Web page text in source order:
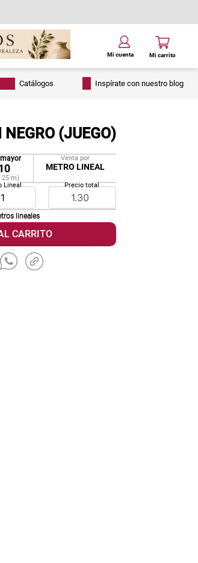
Catálogos Inspírate con nuestro blog
(JUEGO)
25 m)
Venta por
METRO LINEAL
Lineal Precio total
lineales
CARRITO